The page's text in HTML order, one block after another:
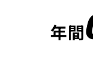
年間